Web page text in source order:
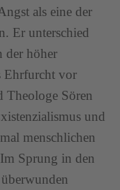
als eine der
Er unterschied
der höher
Ehrfurcht vor
Theologe Sören
und
menschlichen
Sprung in den